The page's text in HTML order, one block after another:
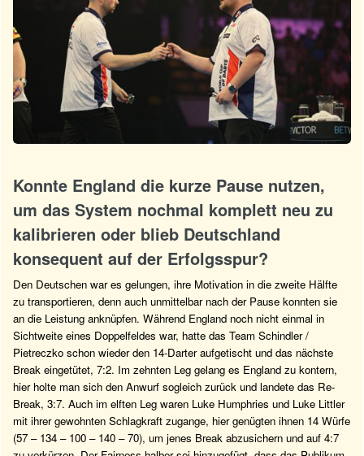
Konnte England die kurze Pause nutzen,
um das System nochmal komplett neu zu
kalibrieren oder blieb Deutschland
konsequent auf der Erfolgsspur?
Den Deutschen war es gelungen, ihre Motivation in die zweite Hälfte
zu transportieren, denn auch unmittelbar nach der Pause konnten sie
an die Leistung anknüpfen. Während England noch nicht einmal in
Sichtweite eines Doppelfeldes war, hatte das Team Schindler /
Pietreczko schon wieder den 14-Darter aufgetischt und das nächste
Break eingetütet, 7:2. Im zehnten Leg gelang es England zu kontern,
hier holte man sich den Anwurf sogleich zurück und landete das Re-
Break, 3:7. Auch im elften Leg waren Luke Humphries und Luke Littler
mit ihrer gewohnten Schlagkraft zugange, hier genügten ihnen 14 Würfe
(57 – 134 – 100 – 140 – 70), um jenes Break abzusichern und auf 4:7